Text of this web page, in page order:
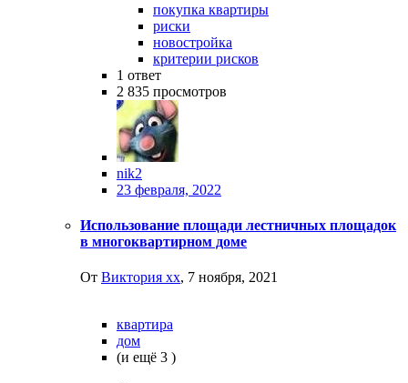
покупка квартиры
риски
новостройка
критерии рисков
1 ответ
2 835 просмотров
nik2
23 февраля, 2022
Использование площади лестничных площадок
в многоквартирном доме
От Виктория хх, 7 ноября, 2021
квартира
дом
(и ещё 3 )